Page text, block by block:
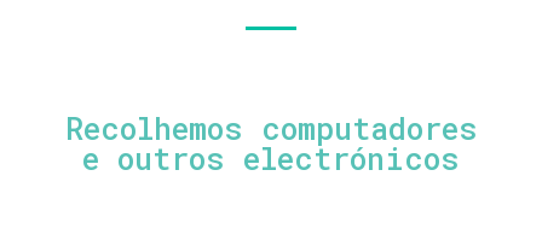
Recolhemos computadores
e outros electrónicos